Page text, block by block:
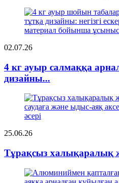
02.07.26
4 кг ауыр салмаққа
дизайны...
25.06.26
Тұрақсыз халықаралық